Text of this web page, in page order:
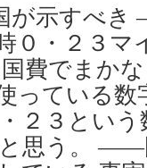
が示すべ
０・２３
費でまか
っている数
２３とい
思う。 ――